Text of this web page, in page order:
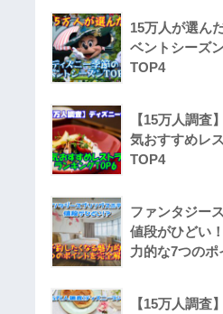
15万人が選ん
ベントシーズ
TOP4
【15万人調査
気おすすめレ
TOP4
ファンタジー
値段がひどい
力的な7つのポ
【15万人調査